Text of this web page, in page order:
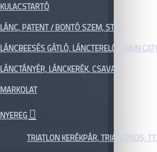
KULACSTARTÓ
LÁNC, PATENT / BONTÓ SZEM, STB.
LÁNCBEESÉS GÁTLÓ, LÁNCTERELŐ CHAIN
LÁNCTÁNYÉR, LÁNCKERÉK, CSAVAR
MARKOLAT
NYEREG
TRIATLON KERÉKPÁR, TRIATLONOS,